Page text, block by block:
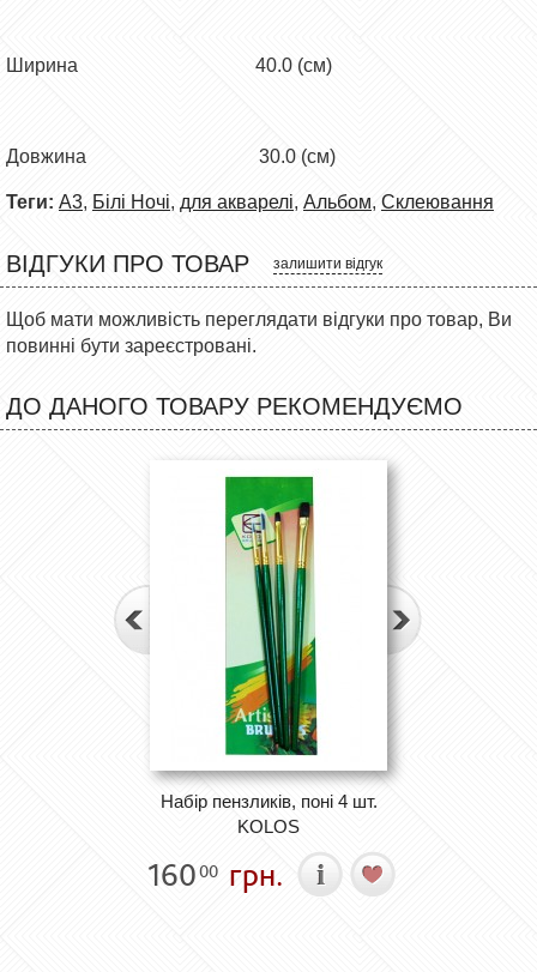
Ширина 40.0 (см)
Довжина 30.0 (см)
Теги: А3, Білі Ночі, для акварелі, Альбом, Склеювання
ВІДГУКИ ПРО ТОВАР залишити відгук
Щоб мати можливість переглядати відгуки про товар, Ви
повинні бути зареєстровані.
ДО ДАНОГО ТОВАРУ РЕКОМЕНДУЄМО
Набір пензликів, поні 4 шт.
KOLOS
16000 грн.